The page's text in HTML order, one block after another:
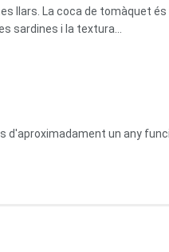
llars. La coca de tomàquet
sardines i la textura...
d'aproximadament un any